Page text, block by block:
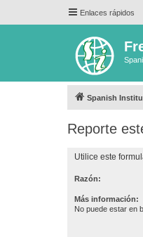
Enlaces rápidos
Spanish
Reporte
Utilice este
Razón:
Más información:
No puede estar en